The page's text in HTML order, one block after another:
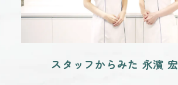
スタッフからみた 永濱